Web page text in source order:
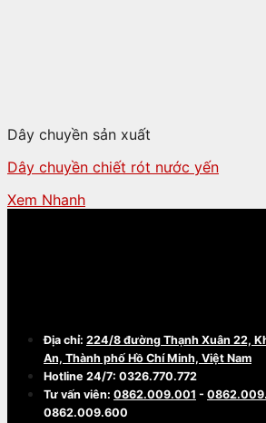
Dây chuyền sản xuất
Dây chuyền chiết rót nước yến
Xem Nhanh
Địa chỉ: 224/8 đường Thạnh Xuân 22,
An, Thành phố Hồ Chí Minh, Việt Nam
Hotline 24/7: 0326.770.772
Tư vấn viên: 0862.009.001 -
0862.009.600